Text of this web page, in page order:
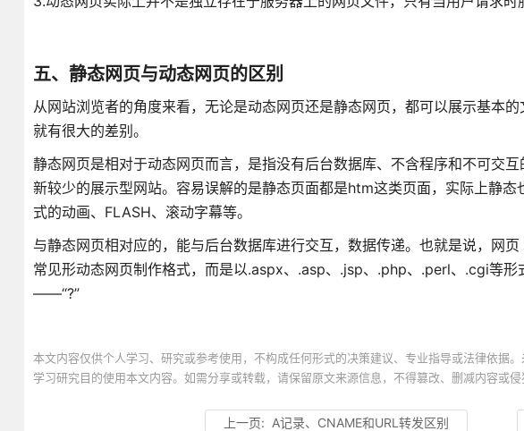
五、静态网页与动态网页的区别
从网站浏览者的角度来看，无论是动态网页还是静态网页，都可以展示基本
就有很大的差别。
静态网页是相对于动态网页而言，是指没有后台数据库、不含程序和不可交
新较少的展示型网站。容易误解的是静态页面都是htm这类页面，实际上静
式的动画、FLASH、滚动字幕等。
与静态网页相对应的，能与后台数据库进行交互，数据传递。也就是说，网
常见形动态网页制作格式，而是以.aspx、.asp、.jsp、.php、.perl、.cgi等
——“?”
本文内容仅供个人学习、研究或参考使用，不构成任何形式的决策建议、专业指导或法律依据
学习研究目的使用本文内容。如需分享或转载，请保留原文来源信息，不得篡改、删减内容或侵
上一页: A记录、CNAME和URL转发区别